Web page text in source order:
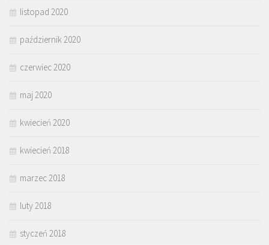
listopad 2020
październik 2020
czerwiec 2020
maj 2020
kwiecień 2020
kwiecień 2018
marzec 2018
luty 2018
styczeń 2018